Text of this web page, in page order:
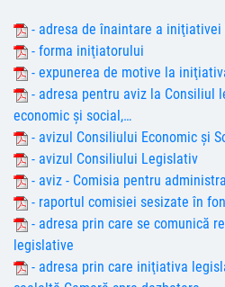
- adresa de înaintare a
- forma iniţiatorului
- expunerea de motive la
- adresa pentru aviz la Consiliul
economic şi social,…
- avizul Consiliului Economic şi
- avizul Consiliului Legislativ
- aviz - Comisia pentru
- raportul comisiei sesizate în
- adresa prin care se comunică
legislative
- adresa prin care iniţiativa